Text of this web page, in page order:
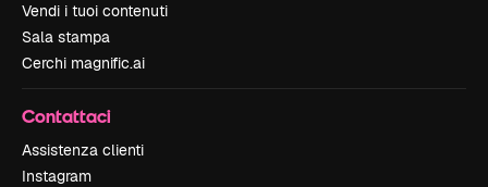
Vendi i tuoi contenuti
Sala stampa
Cerchi magnific.ai
Contattaci
Assistenza clienti
Instagram